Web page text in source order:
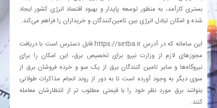
بستری کارآمد، به منظور توسعه پایدار و بهبود اقتصاد انرژی کشور ایجاد
شده و امکان تبادل انرژی بین تامین‌کنندگان و خریداران را فراهم می‌کند.
این سامانه که در آدرس https://setba.irقابل دسترس است با دریافت
مجوزهای لازم از وزارت نیرو برای تخصیص برق، این امکان را برای
نیروگاه‌ها و سایر تامین کنندگان برق از یک سو و خرده فروشان برق از
سوی دیگر به وجود آورده است تا به دور از روند انجام مذاکرات طولانی
بتوانند برق مورد نظر خود را با قیمتی مطلوب تر از انتظارشان معامله
کنند.